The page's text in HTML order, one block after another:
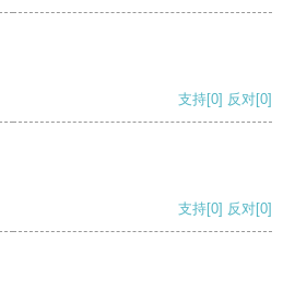
支持[0] 反对[0]
支持[0] 反对[0]